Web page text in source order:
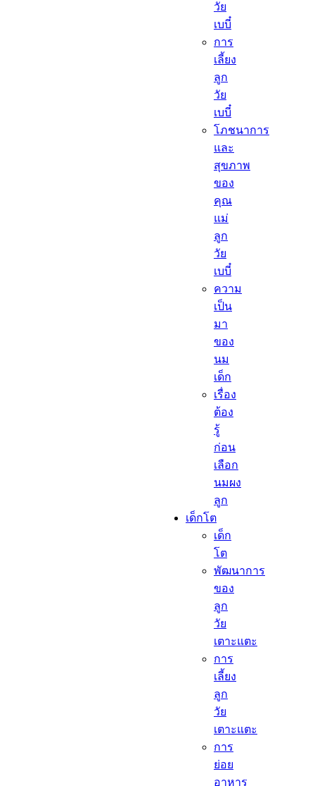
วัย
เบบี๋
การ
เลี้ยง
ลูก
วัย
เบบี๋
โภชนาการ
และ
สุขภาพ
ของ
คุณ
แม่
ลูก
วัย
เบบี๋
ความ
เป็น
มา
ของ
นม
เด็ก
เรื่อง
ต้อง
รู้
ก่อน
เลือก
นมผง
ลูก​
เด็กโต​
เด็ก
โต​
พัฒนาการ
ของ
ลูก
วัย
เตาะแตะ
การ
เลี้ยง
ลูก
วัย
เตาะแตะ
การ
ย่อย
อาหาร